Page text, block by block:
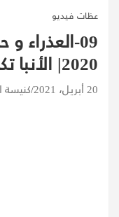
عظات فيديو
2020| الأنبا تكلا
20 أبريل، 2021 كنيسة